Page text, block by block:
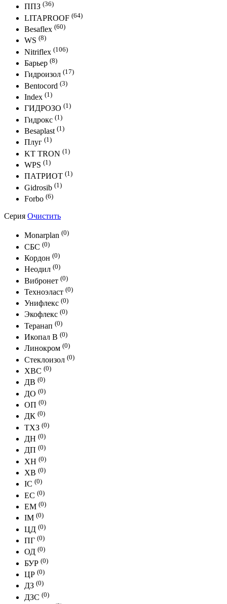
ППЗ (36)
LITAPROOF (64)
Besaflex (60)
WS (8)
Nitriflex (106)
Барьер (8)
Гидроизол (17)
Bentocord (3)
Index (1)
ГИДРОЗО (1)
Гидрокс (1)
Besaplast (1)
Плуг (1)
KT TRON (1)
WPS (1)
ПАТРИОТ (1)
Gidrosib (1)
Forbo (6)
Серия Очистить
Monarplan (0)
СБС (0)
Кордон (0)
Неодил (0)
Вибронет (0)
Техноэласт (0)
Унифлекс (0)
Экофлекс (0)
Теранап (0)
Икопал В (0)
Линокром (0)
Стеклоизол (0)
ХВС (0)
ДВ (0)
ДО (0)
ОП (0)
ДК (0)
ТХЗ (0)
ДН (0)
ДП (0)
ХН (0)
ХВ (0)
IC (0)
EC (0)
EM (0)
IM (0)
ЦД (0)
ПГ (0)
ОД (0)
БУР (0)
ЦР (0)
ДЗ (0)
ДЗС (0)